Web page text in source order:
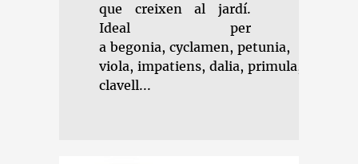
que creixen al jardí.
Ideal per
a begonia, cyclamen, petunia,
viola, impatiens, dalia, primula,
clavell...